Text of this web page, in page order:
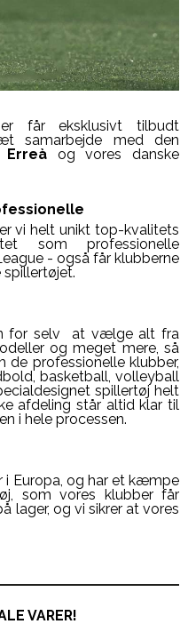
får eksklusivt tilbudt
samarbejde med den
Erreà og vores danske
vi helt unikt top-kvalitets
som professionelle
- også får klubberne
for selv at vælge alt fra
og meget mere, så
de professionelle klubber,
basketball, volleyball
spillertøj helt
afdeling står altid klar til
i hele processen.
i Europa, og har et kæmpe
som vores klubber får
lager, og vi sikrer at vores
VARER!